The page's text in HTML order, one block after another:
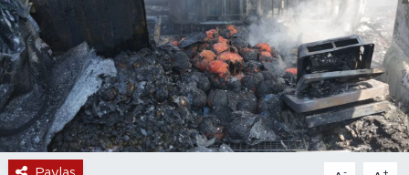
- +